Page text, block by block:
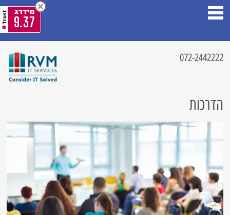
072-2442222
הדרכות
9.37